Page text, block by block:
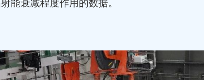
能衰减程度作用的数据。